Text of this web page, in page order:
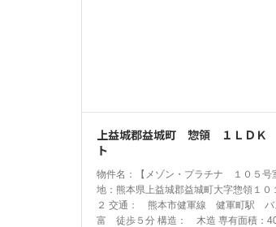
上益城郡益城町 惣領 １ＬＤＫ
ト
物件名：【メゾン・プラチナ １０５号
地：熊本県上益城郡益城町大字惣領１０
２ 交通： 熊本市健軍線 健軍町駅 バ
富 徒歩５分 構造： 木造 専有面積：